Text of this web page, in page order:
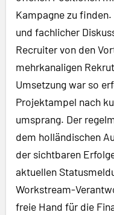
Kampagne zu
und fachlicher
Recruiter von den
mehrkanaligen
Umsetzung war so
Projektampel nach
umsprang. Der
dem holländischen
der sichtbaren
aktuellen
Workstream-
freie Hand für die